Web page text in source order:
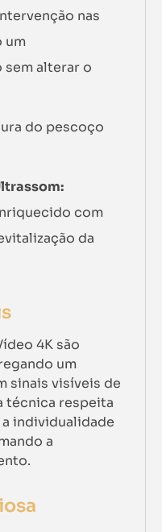
nas
um
alterar o
do pescoço
com
da
4K são
um
sinais visíveis de
técnica respeita
individualidade
a